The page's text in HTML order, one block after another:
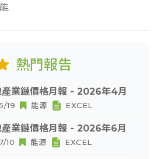
熱門報告
產業鏈價格月報 - 2026年4月
19 能源 EXCEL
產業鏈價格月報 - 2026年6月
10 能源 EXCEL